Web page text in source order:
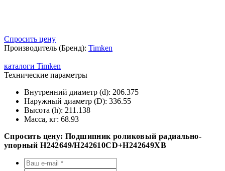
Спросить цену
Производитель (Бренд): Timken
каталоги Timken
Технические параметры
Внутренний диаметр (d): 206.375
Наружный диаметр (D): 336.55
Высота (h): 211.138
Масса, кг: 68.93
Спросить цену: Подшипник роликовый радиально-
упорный H242649/H242610CD+H242649XB